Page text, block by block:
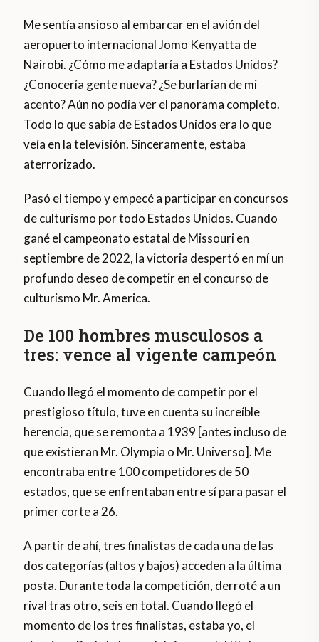
Me sentía ansioso al embarcar en el avión del
aeropuerto internacional Jomo Kenyatta de
Nairobi. ¿Cómo me adaptaría a Estados Unidos?
¿Conocería gente nueva? ¿Se burlarían de mi
acento? Aún no podía ver el panorama completo.
Todo lo que sabía de Estados Unidos era lo que
veía en la televisión. Sinceramente, estaba
aterrorizado.
Pasó el tiempo y empecé a participar en concursos
de culturismo por todo Estados Unidos. Cuando
gané el campeonato estatal de Missouri en
septiembre de 2022, la victoria despertó en mí un
profundo deseo de competir en el concurso de
culturismo Mr. America.
De 100 hombres musculosos a
tres: vence al vigente campeón
Cuando llegó el momento de competir por el
prestigioso título, tuve en cuenta su increíble
herencia, que se remonta a 1939 [antes incluso de
que existieran Mr. Olympia o Mr. Universo]. Me
encontraba entre 100 competidores de 50
estados, que se enfrentaban entre sí para pasar el
primer corte a 26.
A partir de ahí, tres finalistas de cada una de las
dos categorías (altos y bajos) acceden a la última
posta. Durante toda la competición, derroté a un
rival tras otro, seis en total. Cuando llegó el
momento de los tres finalistas, estaba yo, el